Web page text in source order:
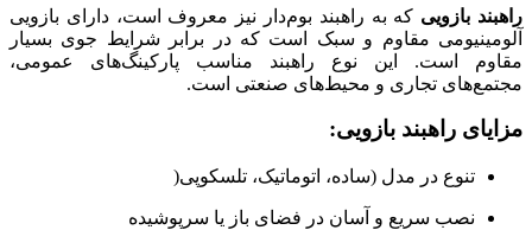
راهبند بازویی که به راهبند بوم‌دار نیز معروف است، دارای بازویی
آلومینیومی مقاوم و سبک است که در برابر شرایط جوی بسیار
مقاوم است. این نوع راهبند مناسب پارکینگ‌های عمومی،
مجتمع‌های تجاری و محیط‌های صنعتی است.
مزایای راهبند بازویی:
تنوع در مدل (ساده، اتوماتیک، تلسکوپی(
نصب سریع و آسان در فضای باز یا سرپوشیده